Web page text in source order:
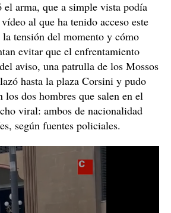
el arma, que a simple vista podía
al que ha tenido acceso este
la tensión del momento y cómo
evitar que el enfrentamiento
aviso, una patrulla de los Mossos
hasta la plaza Corsini y pudo
los dos hombres que salen en el
viral: ambos de nacionalidad
según fuentes policiales.